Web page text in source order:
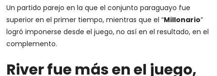
Un partido parejo en la que el conjunto paraguayo fue
superior en el primer tiempo, mientras que el “Millonario”
logró imponerse desde el juego, no así en el resultado, en el
complemento.
River fue más en el juego,